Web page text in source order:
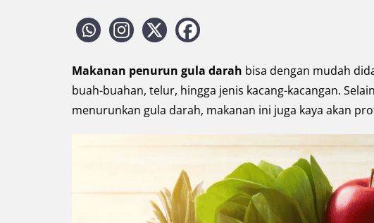
Makanan penurun gula darah bisa dengan mudah
buah-buahan, telur, hingga jenis kacang-kacangan.
menurunkan gula darah, makanan ini juga kaya akan